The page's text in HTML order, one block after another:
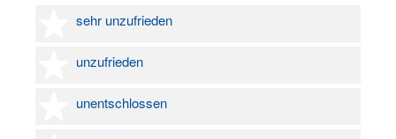
sehr unzufrieden
1 Stern
unzufrieden
2 Sterne
unentschlossen
3 Sterne